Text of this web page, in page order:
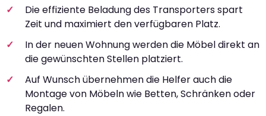
Die effiziente Beladung des Transporters spart
Zeit und maximiert den verfügbaren Platz.
In der neuen Wohnung werden die Möbel direkt an
die gewünschten Stellen platziert.
Auf Wunsch übernehmen die Helfer auch die
Montage von Möbeln wie Betten, Schränken oder
Regalen.